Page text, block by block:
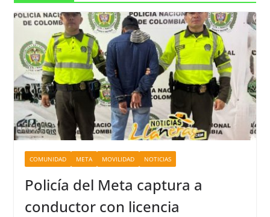
COMUNIDAD META MOVILIDAD NOTICIAS
Policía del Meta captura a
conductor con licencia